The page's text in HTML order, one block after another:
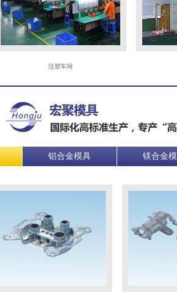
耐斯立
铝合金模具 镁合金